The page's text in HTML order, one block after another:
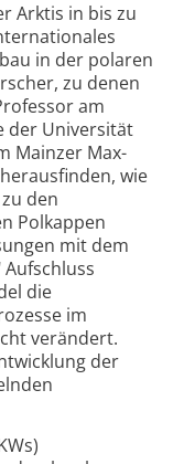
Arktis in bis zu
in der polaren
zu denen
am
der Universität
Mainzer Max-
wie
den
Polkappen
mit dem
die
im
verändert.
der